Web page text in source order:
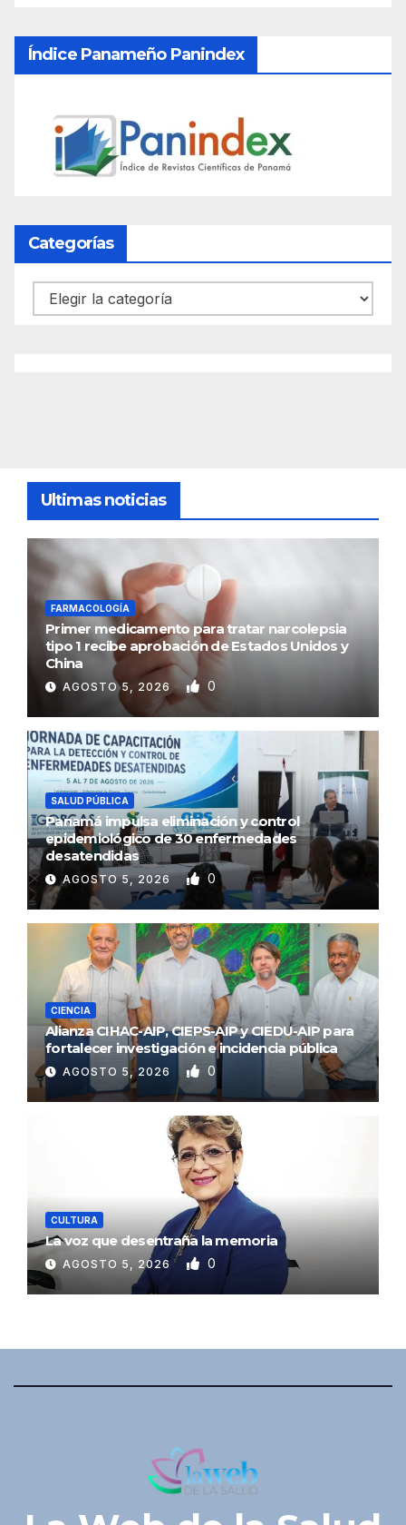
Índice Panameño Panindex
Categorías
Categorías
Ultimas noticias
FARMACOLOGÍA
Primer medicamento para tratar narcolepsia
tipo 1 recibe aprobación de Estados Unidos y
China
AGOSTO 5, 2026 0
SALUD PÚBLICA
Panamá impulsa eliminación y control
epidemiológico de 30 enfermedades
desatendidas
AGOSTO 5, 2026 0
CIENCIA
Alianza CIHAC-AIP, CIEPS-AIP y CIEDU-AIP para
fortalecer investigación e incidencia pública
AGOSTO 5, 2026 0
CULTURA
La voz que desentraña la memoria
AGOSTO 5, 2026 0